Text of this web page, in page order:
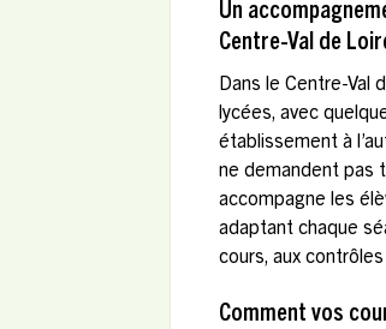
Un
Centre-Val de
Dans le Centre-Val
lycées, avec
établissement à
ne demandent pas
accompagne les
adaptant chaque
cours, aux
Comment vos